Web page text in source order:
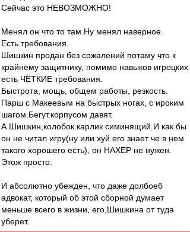
Сейчас это НЕВОЗМОЖНО!
Менял он что то там.Ну менял наверное.
Есть требования.
Шишкин продан без сожалений потаму что к
крайнему защитнику, помимо навыков игроцких
есть ЧЁТКИЕ требования.
Быстрота, мощь, общем работы, резкость.
Парш с Макеевым на быстрых ногах, с ироким
шагом.Бегут.корпусом давят.
А Шишкин,колобок.карлик симинящий.И как бы
он не читал игру(ну или хуй его знает че в нем
такого хорошего есть), он НАХЕР не нужен.
Этож просто.
И абсолютно убежден, что даже долбоеб
адвокат, который об этой сборной думает
меньше всего в жизни, его,Шишкина от туда
уберет.